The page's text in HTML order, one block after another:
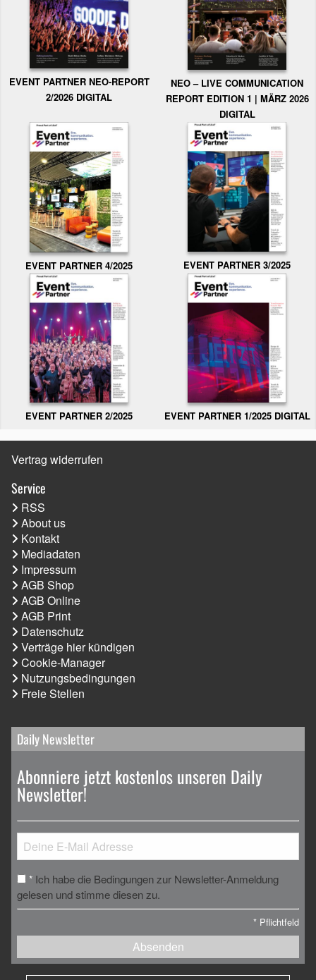
EVENT PARTNER NEO-REPORT
2/2026 DIGITAL
NEO – LIVE COMMUNICATION
REPORT EDITION 1 | MÄRZ 2026
DIGITAL
EVENT PARTNER 4/2025 EVENT PARTNER 3/2025
EVENT PARTNER 2/2025 EVENT PARTNER 1/2025 DIGITAL
Vertrag widerrufen
Service
RSS
About us
Kontakt
Mediadaten
Impressum
AGB Shop
AGB Online
AGB Print
Datenschutz
Verträge hier kündigen
Cookie-Manager
Nutzungsbedingungen
Freie Stellen
Daily Newsletter
Abonniere jetzt kostenlos unseren Daily
Newsletter!
* Ich habe die Bedingungen zur Newsletter-Anmeldung
gelesen und stimme diesen zu.
* Pflichtfeld
Absenden